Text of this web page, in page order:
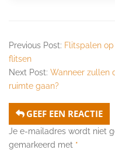
Previous Post: Flitspalen
flitsen
Next Post: Wanneer zullen
ruimte gaan?
GEEF EEN REACTIE
Je e-mailadres wordt niet
gemarkeerd met *